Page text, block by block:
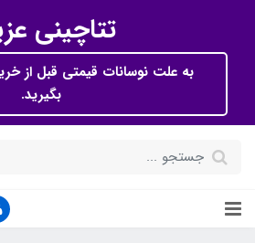
تتاچینی
به علت نوسانات قیمتی قبل از
بگیرید.